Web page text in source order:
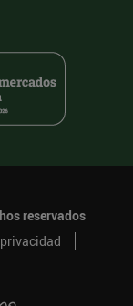
reservados